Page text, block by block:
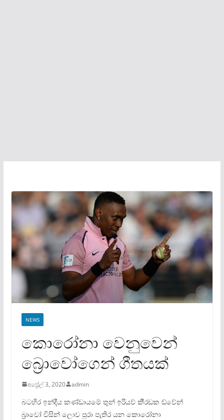
NEWS
කොරෝනා වෙනුවෙන්
බ්‍රොවෝගෙන් ගීතයක්
අප්‍රේල් 3, 2020 admin
බටහිර ඉන්දීය කණ්ඩායමේ තුන් ඉරියව් කී‍්‍රඩක ඩ්වේන්
බ‍්‍රාවෝ විසින් ලොව පුරා පැතිර යන කොරෝනා